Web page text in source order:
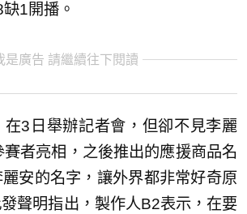
1開播。
是廣告 請繼續往下閱讀
在3日舉辦記者會，但卻不見李麗
者亮相，之後推出的應援商品名
安的名字，讓外界都非常好奇原
聲明指出，製作人B2表示，在要